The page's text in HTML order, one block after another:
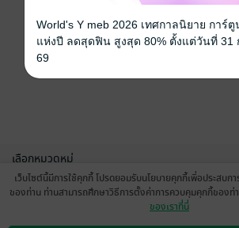
เลือกหมวดหมู่
บริการช่วยเหลือ
เว็บไซต์นี้มีการใช้คุกกี้ โปรดยอมรับนโยบายคุกกี้เพื่อประสบก
ของท่าน ท่านสามารถศึกษาวิธีการตั้งค่าการควบคุมคุกกี้ของท่
ของเราที่นี่
World's Y meb 2026 เทศกาลนิยาย การ์
แห่งปี ลดสุดฟิน สูงสุด 80% ตั้งแต่วันที่ 31
69